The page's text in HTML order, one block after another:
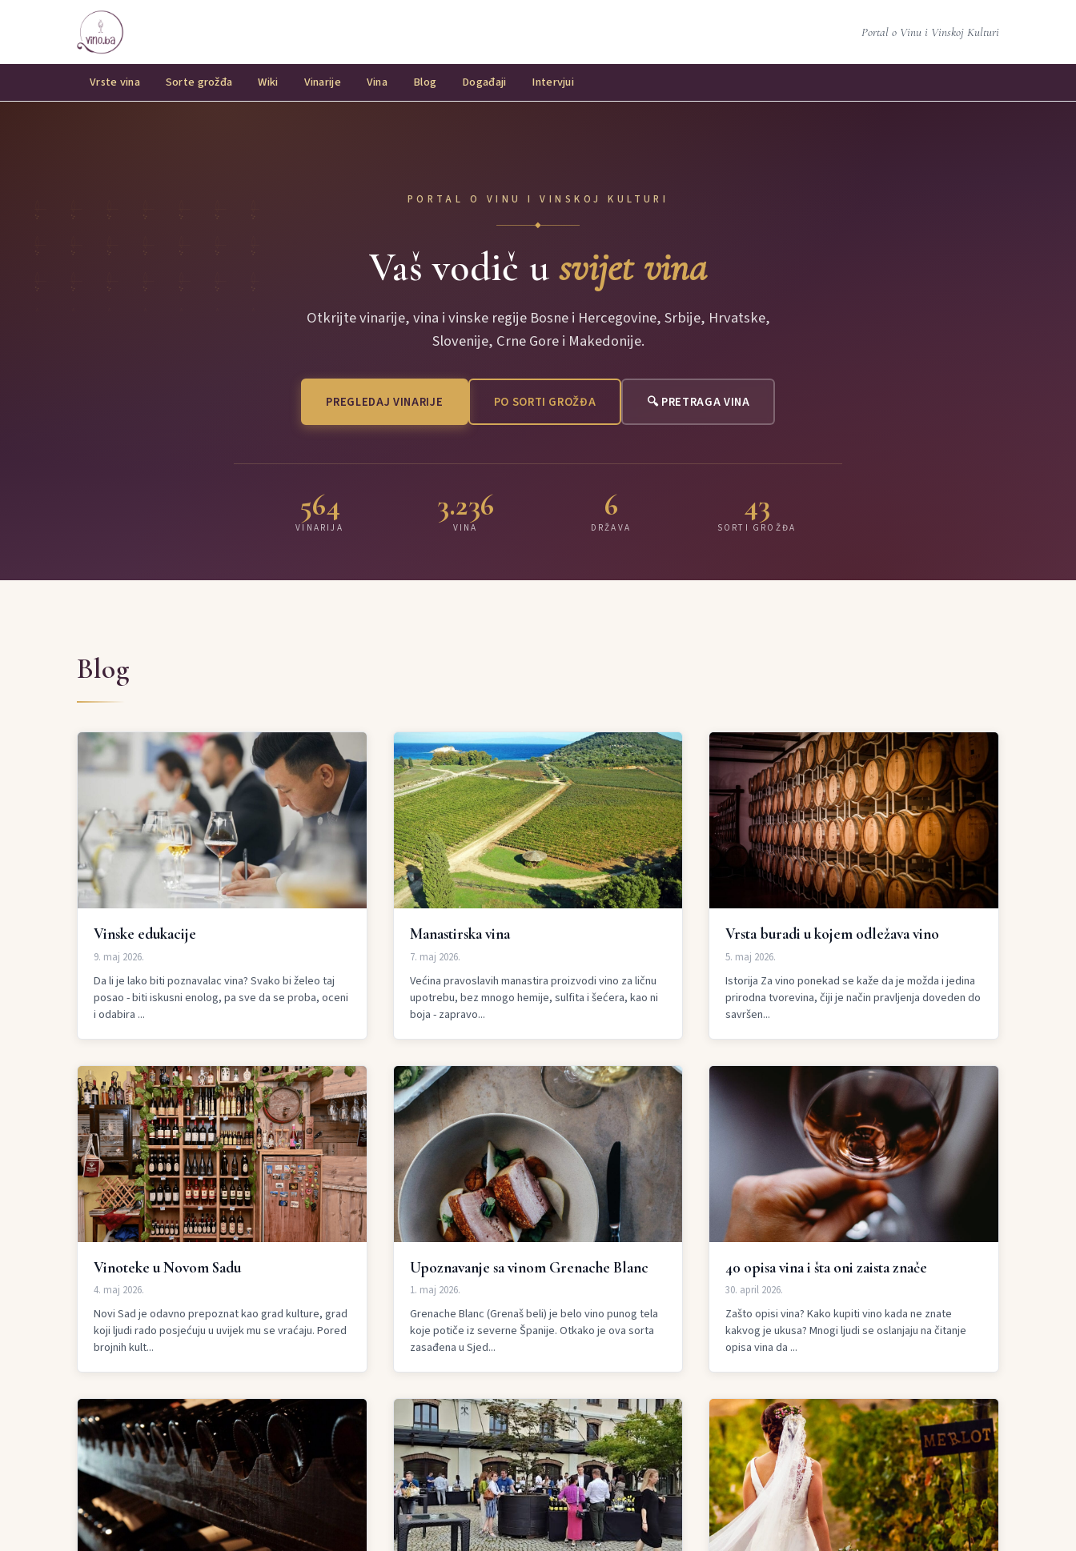
Portal o Vinu i Vinskoj Kulturi
Vrste vina Sorte grožđa Wiki Vinarije Vina Blog Događaji Intervjui
PORTAL O VINU I VINSKOJ KULTURI
◆
Vaš vodič usvijet vina
Otkrijte vinarije, vina i vinske regije Bosne i Hercegovine, Srbije, Hrvatske,
Slovenije, Crne Gore i Makedonije.
PREGLEDAJ VINARIJE PO SORTI GROŽĐA 🔍 PRETRAGA VINA
564
VINARIJA
3.236
VINA
6
DRŽAVA
43
SORTI GROŽĐA
Blog
Vinske edukacije
9. maj 2026.
Da li je lako biti poznavalac vina? Svako bi želeo taj
posao - biti iskusni enolog, pa sve da se proba, oceni
i odabira ...
Manastirska vina
7. maj 2026.
Većina pravoslavih manastira proizvodi vino za ličnu
upotrebu, bez mnogo hemije, sulfita i šećera, kao ni
boja - zapravo...
Vrsta buradi u kojem odležava vino
5. maj 2026.
Istorija Za vino ponekad se kaže da je možda i jedina
prirodna tvorevina, čiji je način pravljenja doveden do
savršen...
Vinoteke u Novom Sadu
4. maj 2026.
Novi Sad je odavno prepoznat kao grad kulture, grad
koji ljudi rado posjećuju u uvijek mu se vraćaju. Pored
brojnih kult...
Upoznavanje sa vinom Grenache Blanc
1. maj 2026.
Grenache Blanc (Grenaš beli) je belo vino punog tela
koje potiče iz severne Španije. Otkako je ova sorta
zasađena u Sjed...
40 opisa vina i šta oni zaista znače
30. april 2026.
Zašto opisi vina? Kako kupiti vino kada ne znate
kakvog je ukusa? Mnogi ljudi se oslanjaju na čitanje
opisa vina da ...